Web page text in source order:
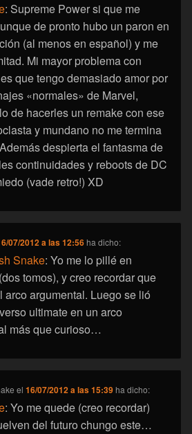
: Supreme Power si que me
de pronto hubo un paron en
(al menos en español) y me
Mi mayor problema con
que tengo demasiado amor por
«normales» de Marvel,
de hacerles un remake con ese
y mundano no me termina
despierta el fantasma de
continuidades y reboots de DC
(vade retro!) XD
07/2012 a las 12:56 ha dicho:
Snake: Yo me lo pillé en
tomos), y creo recordar que
arco argumental. Luego se lió
ultimate en un arco
más que curioso…
el16/07/2012 a las 15:39 ha dicho:
: Yo me quede (creo recordar)
del futuro chungo este…